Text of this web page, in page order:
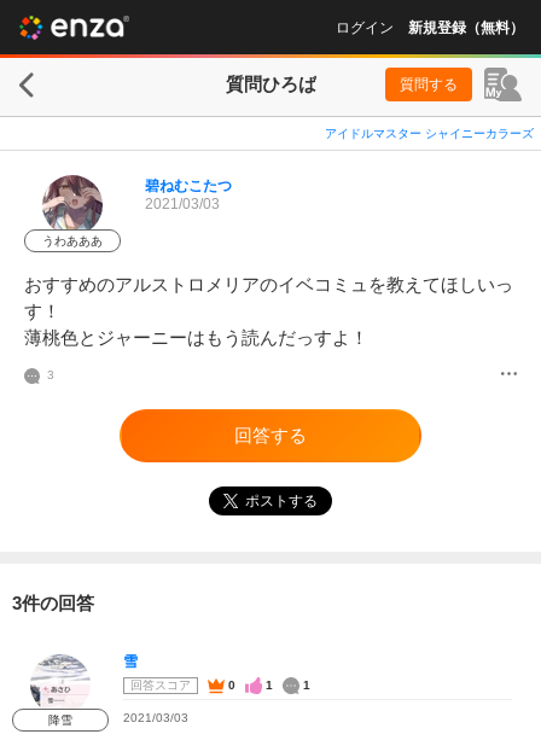
ログイン 新規登録（無料）
質問ひろば 質問する
アイドルマスター シャイニーカラーズ
うわあああ
碧ねむこたつ
2021/03/03
おすすめのアルストロメリアのイベコミュを教えてほしいっ
す！
薄桃色とジャーニーはもう読んだっすよ！
3
回答する
ポストする
3件の回答
降雪
雪
回答スコア 0 1 1
2021/03/03